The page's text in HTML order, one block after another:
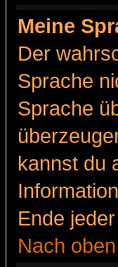
Meine
Der
Sprache
Sprache
kannst du
Ende
Nach oben